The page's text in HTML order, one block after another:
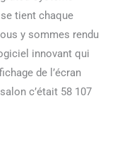
tient chaque
y sommes rendu
innovant qui
de l’écran
c’était 58 107